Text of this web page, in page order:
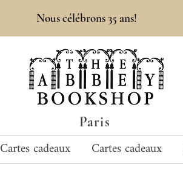
Paris
Nous célébrons 35 ans!
Cartes cadeaux Cartes cadeaux